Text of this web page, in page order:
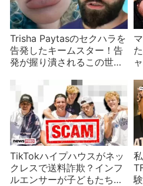
Trisha Paytasのセクハラを
告発したキームスター！告
発が握り潰されるこの世の
TikTokハイプハウスがネッ
クレスで送料詐欺？インフ
ルエンサーが子どもたちを